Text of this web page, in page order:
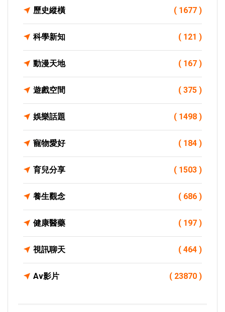
歷史縱橫 ( 1677 )
科學新知 ( 121 )
動漫天地 ( 167 )
遊戲空間 ( 375 )
娛樂話題 ( 1498 )
寵物愛好 ( 184 )
育兒分享 ( 1503 )
養生觀念 ( 686 )
健康醫藥 ( 197 )
視訊聊天 ( 464 )
Av影片 ( 23870 )